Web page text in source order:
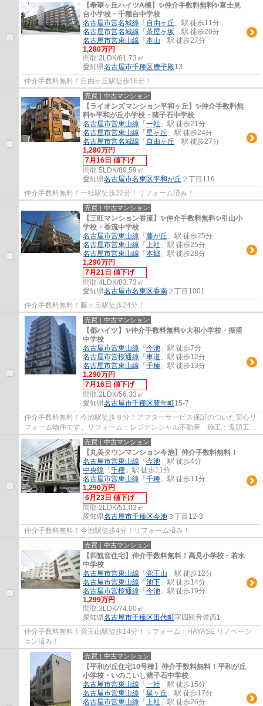
【希望ヶ丘ハイツA棟】✨️仲介手数料無料✨️富士見
台小学校・千種台中学校
名古屋市営名城線 「 自由ヶ丘 」駅 徒歩11分
名古屋市営名城線 「 茶屋ヶ坂 」駅 徒歩20分
名古屋市営東山線 「 本山 」駅 徒歩27分
1,280万円
間取:2LDK/61.73㎡
愛知県名古屋市千種区鹿子殿13
仲介手数料無料！自由ヶ丘駅徒歩16分！
売買｜中古マンション
【ライオンズマンション平和ヶ丘】✨️仲介手数料無
料✨️平和が丘小学校・猪子石中学校
名古屋市営東山線 「 一社 」駅 徒歩21分
名古屋市営東山線 「 星ヶ丘 」駅 徒歩24分
名古屋市営名城線 「 自由ヶ丘 」駅 徒歩27分
1,280万円
7月16日 値下げ
間取:5LDK/89.59㎡
愛知県名古屋市名東区平和が丘 ２丁目116
仲介手数料無料！一社駅徒歩22分！リフォーム済み！
売買｜中古マンション
【三旺マンション香流】✨️仲介手数料無料✨️引山小
学校・香流中学校
名古屋市営東山線 「 藤が丘 」駅 徒歩25分
名古屋市営東山線 「 上社 」駅 徒歩25分
名古屋市営東山線 「 本郷 」駅 徒歩28分
1,290万円
7月21日 値下げ
間取:4LDK/83.73㎡
愛知県名古屋市名東区香南 ２丁目1001
仲介手数料無料！藤ヶ丘駅徒歩24分！
売買｜中古マンション
【都ハイツ】✨️仲介手数料無料✨️大和小学校・振甫
中学校
名古屋市営東山線 「 今池 」駅 徒歩7分
名古屋市営桜通線 「 車道 」駅 徒歩12分
名古屋市営東山線 「 千種 」駅 徒歩13分
1,290万円
7月16日 値下げ
間取:2LDK/56.33㎡
愛知県名古屋市千種区豊年町15-7
仲介手数料無料！今池駅徒歩８分！アフターサービス保証のついた安心リ
フォーム物件です。リフォーム：レジデンシャル不動産 施工：鬼頭工務
店 分譲主：野松建設㈱
売買｜中古マンション
【丸美タウンマンション今池】仲介手数料無料！
名古屋市営東山線 「 今池 」駅 徒歩4分
中央線 「 千種 」駅 徒歩11分
名古屋市営東山線 「 千種 」駅 徒歩11分
1,290万円
6月23日 値下げ
間取:2LDK/51.03㎡
愛知県名古屋市千種区今池 ３丁目12-3
仲介手数料無料！今池駅徒歩4分！リフォーム済み！
売買｜中古マンション
【四観音住宅】仲介手数料無料！高見小学校・若水
中学校
名古屋市営東山線 「 覚王山 」駅 徒歩12分
名古屋市営東山線 「 池下 」駅 徒歩14分
名古屋市営桜通線 「 今池 」駅 徒歩19分
1,299万円
間取:3LDK/74.00㎡
愛知県名古屋市千種区 田代町字四観音道西1
仲介手数料無料！覚王山駅徒歩14分！リフォーム：HAYASE リノベーシ
ョン済み！
売買｜中古マンション
【平和が丘住宅10号棟】仲介手数料無料！平和が丘
小学校・いのこいし猪子石中学校
名古屋市営東山線 「 一社 」駅 徒歩15分
名古屋市営東山線 「 星ヶ丘 」駅 徒歩17分
名古屋市営東山線 「 上社 」駅 徒歩26分